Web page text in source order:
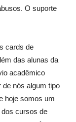
O suporte
cards de
das alunas da
acadêmico
de nós algum tipo
hoje somos um
cursos de